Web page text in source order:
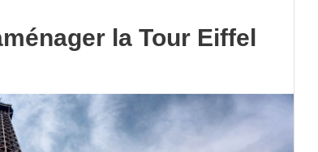
la Tour Eiffel